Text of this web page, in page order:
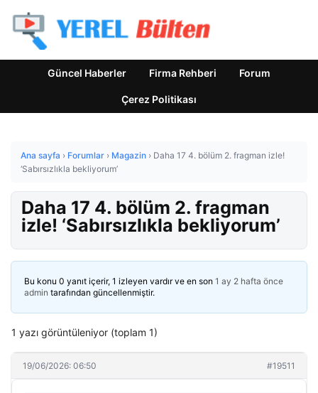
Güncel Haberler Firma Rehberi Forum
Çerez Politikası
Ana sayfa › Forumlar › Magazin › Daha 17 4. bölüm 2. fragman izle!
‘Sabırsızlıkla bekliyorum’
Daha 17 4. bölüm 2. fragman
izle! ‘Sabırsızlıkla bekliyorum’
Bu konu 0 yanıt içerir, 1 izleyen vardır ve en son 1 ay 2 hafta önce
admin tarafından güncellenmiştir.
1 yazı görüntüleniyor (toplam 1)
19/06/2026: 06:50 #19511